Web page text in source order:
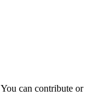
can contribute or